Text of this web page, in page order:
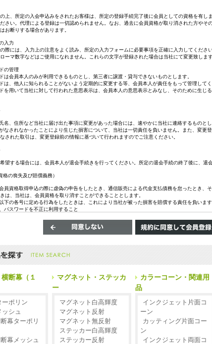
断幕（１
ーポリン
シュ
幕ターポリ
幕メッシュ
マグネット・ステッカ
ー
マグネット白高輝度
マグネット反射
マグネット無反射
ステッカー白高輝度
ステッカー反射
カラーコーン・関連用
品
インクジェット片面コ
ーン
カッティング片面コー
ン
インクジェット両面コ